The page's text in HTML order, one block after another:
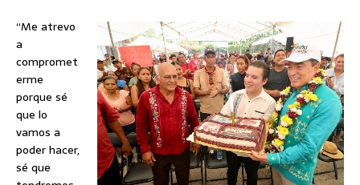
“Me atrevo
a
compromet
erme
porque sé
que lo
vamos a
poder hacer,
sé que